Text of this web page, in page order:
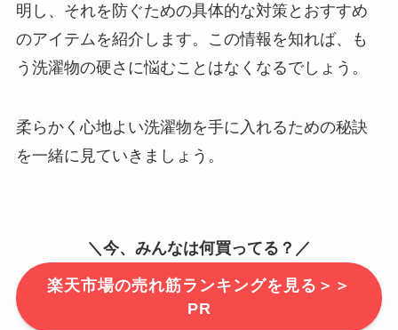
明し、それを防ぐための具体的な対策とおすすめ
のアイテムを紹介します。この情報を知れば、も
う洗濯物の硬さに悩むことはなくなるでしょう。
柔らかく心地よい洗濯物を手に入れるための秘訣
を一緒に見ていきましょう。
＼今、みんなは何買ってる？／
楽天市場の売れ筋ランキングを見る＞＞
PR